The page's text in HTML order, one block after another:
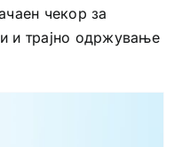
чекор за
и трајно одржување